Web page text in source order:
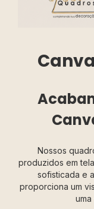
Nossos
produzidos em
sofisticada e
proporciona um